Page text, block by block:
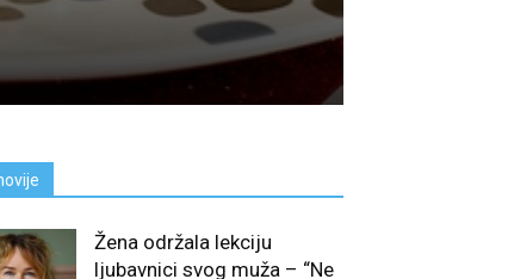
Žena održala lekciju
ljubavnici svog muža – “Ne